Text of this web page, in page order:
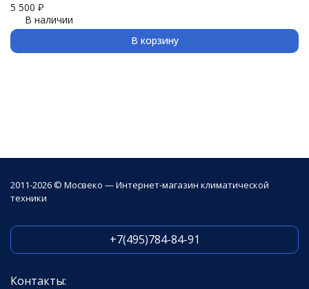
5 500 ₽
В наличии
В корзину
2011-2026 © Мосвеко — Интернет-магазин климатической
техники
+7(495)784-84-91
Контакты: